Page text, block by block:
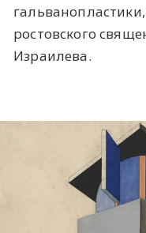
ростовского
Израилева.